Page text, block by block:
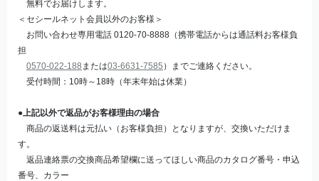
無料でお届けします。
＜セシールネット会員以外のお客様＞
お問い合わせ専用電話 0120-70-8888（携帯電話からは通話料お客様負
担
0570-022-188 または03-6631-7585 ）までご連絡ください。
受付時間：10時～18時（年末年始は休業）
●上記以外で返品がお客様理由の場合
商品の返送料は元払い（お客様負担）となりますが、交換いただけま
す。
返品連絡票の交換商品希望欄に送ってほしい商品のカタログ番号・申込
番号、カラー